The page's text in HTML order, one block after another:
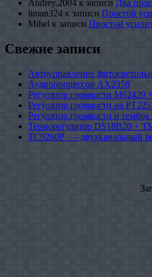
Andrey.2004 к записи Два
liman324 к записи Простой
Mihel к записи Простой
Свежие записи
Автоуправление
Аудиопроцессор AX2358
Регулятор громкости
Регулятор громкости на
Регулятор громкости и
Терморегулятор DS18B20 +
TC9260P — двухканальный